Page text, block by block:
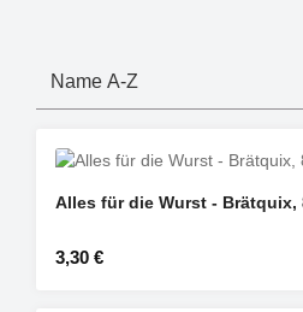
Alles für die Wurst - Brätquix,
Regulärer Preis:
3,30 €